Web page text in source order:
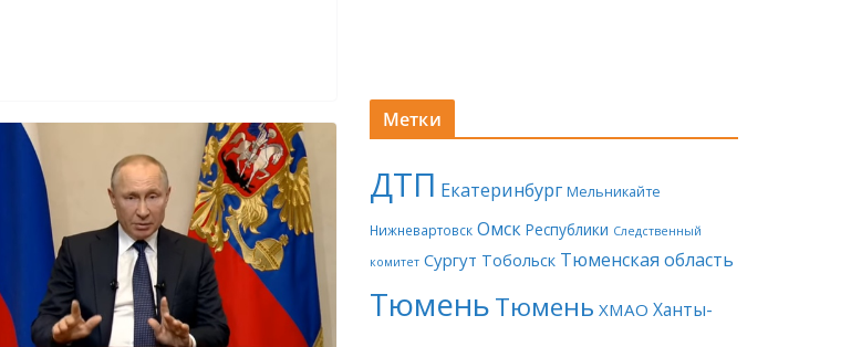
Метки
ДТП Екатеринбург Мельникайте
Нижневартовск Омск Республики Следственный
комитет Сургут Тобольск Тюменская область
ТюменьТюмень ХМАО Ханты-